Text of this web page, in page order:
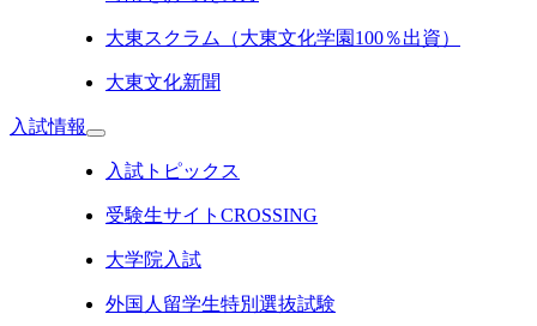
大東スクラム（大東文化学園100％出資）
大東文化新聞
入試情報
入試トピックス
受験生サイトCROSSING
大学院入試
外国人留学生特別選抜試験